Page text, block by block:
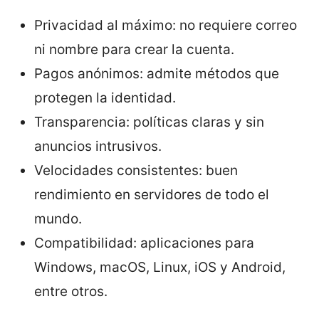
Privacidad al máximo: no requiere correo
ni nombre para crear la cuenta.
Pagos anónimos: admite métodos que
protegen la identidad.
Transparencia: políticas claras y sin
anuncios intrusivos.
Velocidades consistentes: buen
rendimiento en servidores de todo el
mundo.
Compatibilidad: aplicaciones para
Windows, macOS, Linux, iOS y Android,
entre otros.